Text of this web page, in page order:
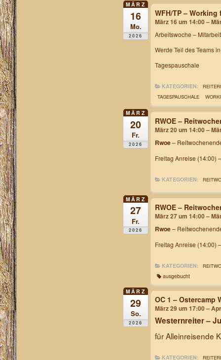
MÄRZ
16
Mo.
2026
WFH/TP –
März 16 um 14:00 –
Arbeitswoche –
Werde Teil des Teams
Tagespauschale
KATEGORIEN:
TAGESPAUSCHALE
MÄRZ
20
Fr.
2026
RWOE –
März 20 um 14:00 –
Rwoe–
Freitag Anreise (14:00)
KATEGORIEN:
MÄRZ
27
Fr.
2026
RWOE –
März 27 um 14:00 –
Rwoe–
Freitag Anreise (14:00)
KATEGORIEN:
ausgebucht
MÄRZ
29
So.
2026
OC 1 – Ostercamp
März 29 um 17:00 –
Westernreiter –
für Alleinreisende
KATEGORIEN: